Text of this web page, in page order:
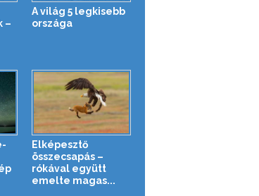
–
A világ 5 legkisebb
országa
Elképesztő
összecsapás –
rókával együtt
emelte magas...